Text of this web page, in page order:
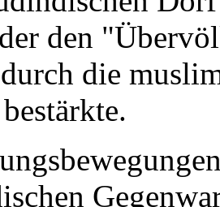
den
die